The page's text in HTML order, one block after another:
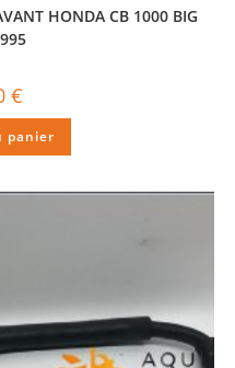
HONDA CB 1000 BIG
€
panier